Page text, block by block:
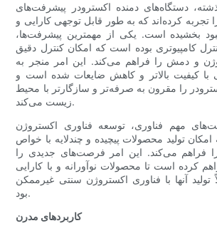
دستگاه‌های دمنده اکسترودر پیشرفت‌های
تجربه کرده‌اند که به طور قابل توجهی کارایی و
بخشیده است. یکی از مهمترین پیشرفت‌ها،
کامپیوتری بوده است که امکان کنترل دقیق
و دمش را فراهم می‌کند. این امر منجر به
با کیفیت بالاتر و کاهش ضایعات شده است و
را مقرون به صرفه‌تر و سازگارتر با محیط
زیست می‌کند.
مهم فناوری، توسعه فناوری اکستروژن
تولید محصولات پیچیده و چندلایه با خواص
فراهم می‌کند. این امر فرصت‌های جدیدی را
کرده است تا محصولات نوآورانه و با کارایی
تولید آنها با فناوری اکستروژن سنتی غیرممکن
بود.
کاربردهای مدرن